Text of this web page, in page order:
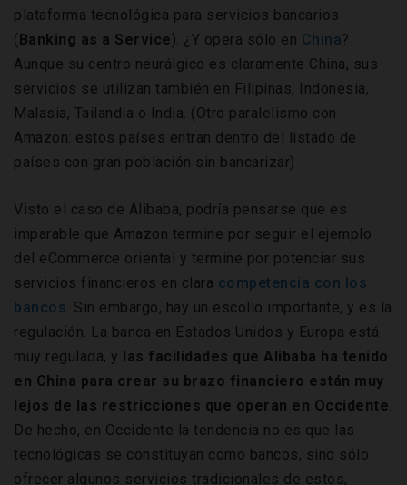
plataforma tecnológica para servicios bancarios
(Banking as a Service). ¿Y opera sólo en China?
Aunque su centro neurálgico es claramente China, sus
servicios se utilizan también en Filipinas, Indonesia,
Malasia, Tailandia o India. (Otro paralelismo con
Amazon: estos países entran dentro del listado de
países con gran población sin bancarizar)
Visto el caso de Alibaba, podría pensarse que es
imparable que Amazon termine por seguir el ejemplo
del eCommerce oriental y termine por potenciar sus
servicios financieros en clara competencia con los
bancos. Sin embargo, hay un escollo importante, y es la
regulación. La banca en Estados Unidos y Europa está
muy regulada, y las facilidades que Alibaba ha tenido
en China para crear su brazo financiero están muy
lejos de las restricciones que operan en Occidente.
De hecho, en Occidente la tendencia no es que las
tecnológicas se constituyan como bancos, sino sólo
ofrecer algunos servicios tradicionales de estos,